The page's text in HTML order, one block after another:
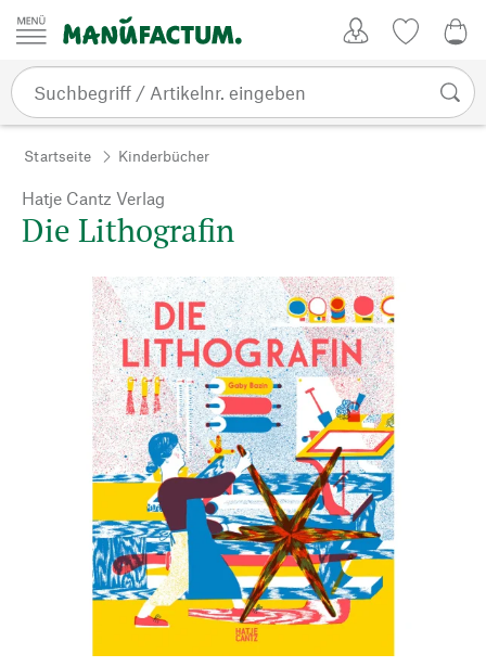
Zum Inhalt springen
Startseite Kinderbücher
Hatje Cantz Verlag
Die Lithografin